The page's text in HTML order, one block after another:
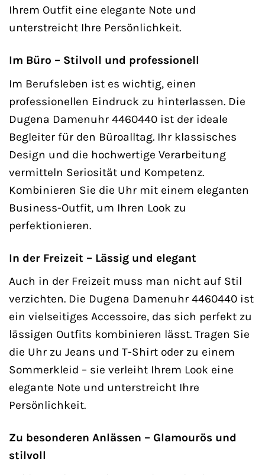
Ihrem Outfit eine elegante Note und
unterstreicht Ihre Persönlichkeit.
Im Büro – Stilvoll und professionell
Im Berufsleben ist es wichtig, einen
professionellen Eindruck zu hinterlassen. Die
Dugena Damenuhr 4460440 ist der ideale
Begleiter für den Büroalltag. Ihr klassisches
Design und die hochwertige Verarbeitung
vermitteln Seriosität und Kompetenz.
Kombinieren Sie die Uhr mit einem eleganten
Business-Outfit, um Ihren Look zu
perfektionieren.
In der Freizeit – Lässig und elegant
Auch in der Freizeit muss man nicht auf Stil
verzichten. Die Dugena Damenuhr 4460440 ist
ein vielseitiges Accessoire, das sich perfekt zu
lässigen Outfits kombinieren lässt. Tragen Sie
die Uhr zu Jeans und T-Shirt oder zu einem
Sommerkleid – sie verleiht Ihrem Look eine
elegante Note und unterstreicht Ihre
Persönlichkeit.
Zu besonderen Anlässen – Glamourös und
stilvoll